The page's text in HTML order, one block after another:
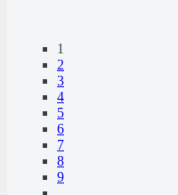
1
2
3
4
5
6
7
8
9